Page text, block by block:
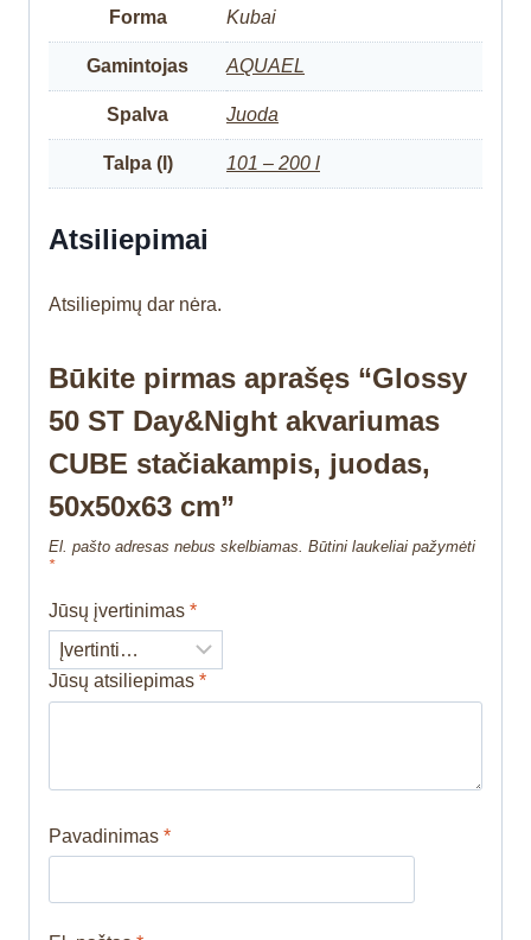
Forma Kubai
Gamintojas AQUAEL
Spalva Juoda
Talpa (l) 101 – 200 l
Atsiliepimai
Atsiliepimų dar nėra.
Būkite pirmas aprašęs “Glossy
50 ST Day&Night akvariumas
CUBE stačiakampis, juodas,
50x50x63 cm”
El. pašto adresas nebus skelbiamas. Būtini laukeliai pažymėti
*
Jūsų įvertinimas *
Jūsų atsiliepimas *
Pavadinimas *